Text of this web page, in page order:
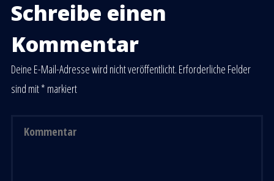
Schreibe einen
Kommentar
Deine E-Mail-Adresse wird nicht veröffentlicht. Erforderliche Felder
sind mit* markiert